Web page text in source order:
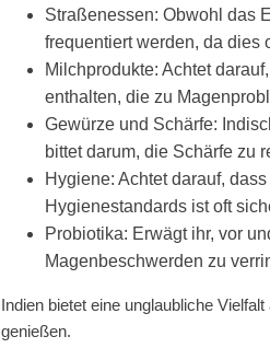
Straßenessen: Obwohl das
frequentiert werden, da dies
Milchprodukte: Achtet
enthalten, die zu
Gewürze und Schärfe:
bittet darum, die Schärfe zu
Hygiene: Achtet darauf,
Hygienestandards ist oft
Probiotika: Erwägt ihr, vor
Magenbeschwerden zu
Indien bietet eine unglaubliche
genießen.